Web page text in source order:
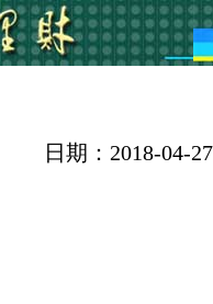
日期：2018-04-27